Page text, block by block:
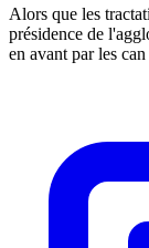
Alors que les
présidence de
en avant par les can